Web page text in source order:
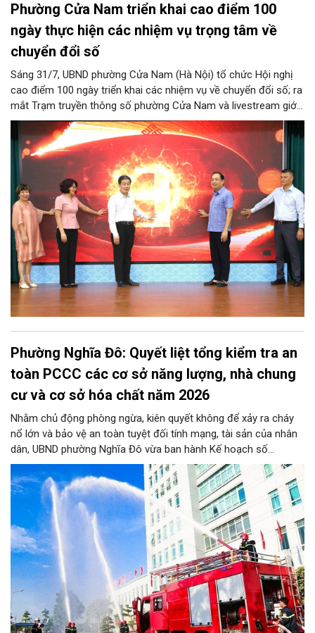
Phường Cửa Nam triển khai cao điểm 100
ngày thực hiện các nhiệm vụ trọng tâm về
chuyển đổi số
Sáng 31/7, UBND phường Cửa Nam (Hà Nội) tổ chức Hội nghị
cao điểm 100 ngày triển khai các nhiệm vụ về chuyển đổi số; ra
mắt Trạm truyền thông số phường Cửa Nam và livestream giới
thiệu các sản phẩm du lịch gắn với di sản, văn hóa kiến trúc
trên địa bàn.
Phường Nghĩa Đô: Quyết liệt tổng kiểm tra an
toàn PCCC các cơ sở năng lượng, nhà chung
cư và cơ sở hóa chất năm 2026
Nhằm chủ động phòng ngừa, kiên quyết không để xảy ra cháy
nổ lớn và bảo vệ an toàn tuyệt đối tính mạng, tài sản của nhân
dân, UBND phường Nghĩa Đô vừa ban hành Kế hoạch số
276/KH-UBND. Theo đó, từ nay đến trước ngày 25/11/2026,
phường Nghĩa Đô sẽ ra quân kiểm tra định kỳ và đột xuất đối
với 100% cơ sở năng lượng, nhà chung cư (bao gồm nhà tập
thể, nhà đa năng/hỗn hợp) và cơ sở hóa chất trên toàn địa bàn,
đặc biệt dứt điểm kiểm tra toàn bộ các cơ sở nhà chung cư.